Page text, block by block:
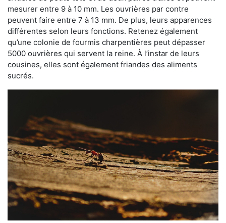
mesurer entre 9 à 10 mm. Les ouvrières par contre
peuvent faire entre 7 à 13 mm. De plus, leurs apparences
différentes selon leurs fonctions. Retenez également
qu’une colonie de fourmis charpentières peut dépasser
5000 ouvrières qui servent la reine. À l’instar de leurs
cousines, elles sont également friandes des aliments
sucrés.